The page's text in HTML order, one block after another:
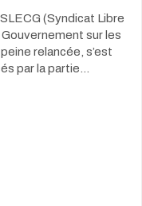
(Syndicat Libre
sur les
relancée, s’est
par la partie…